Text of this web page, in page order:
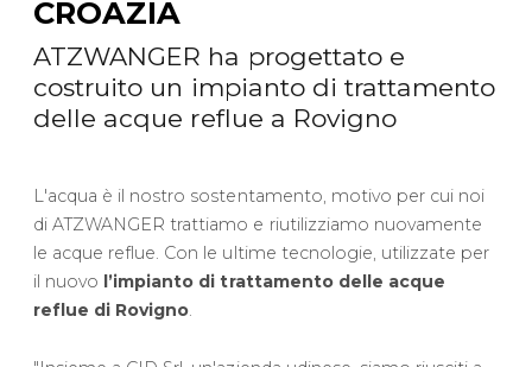
CROAZIA
ATZWANGER ha progettato e
costruito un impianto di trattamento
delle acque reflue a Rovigno
L'acqua è il nostro sostentamento, motivo per cui noi
di ATZWANGER trattiamo e riutilizziamo nuovamente
le acque reflue. Con le ultime tecnologie, utilizzate per
il nuovo l’impianto di trattamento delle acque
reflue di Rovigno.